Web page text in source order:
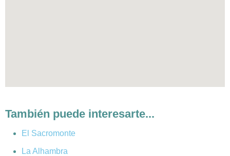
También puede interesarte...
El Sacromonte
La Alhambra